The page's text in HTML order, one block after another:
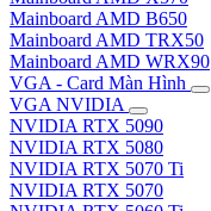
Mainboard AMD B650
Mainboard AMD TRX50
Mainboard AMD WRX90
VGA - Card Màn Hình
VGA NVIDIA
NVIDIA RTX 5090
NVIDIA RTX 5080
NVIDIA RTX 5070 Ti
NVIDIA RTX 5070